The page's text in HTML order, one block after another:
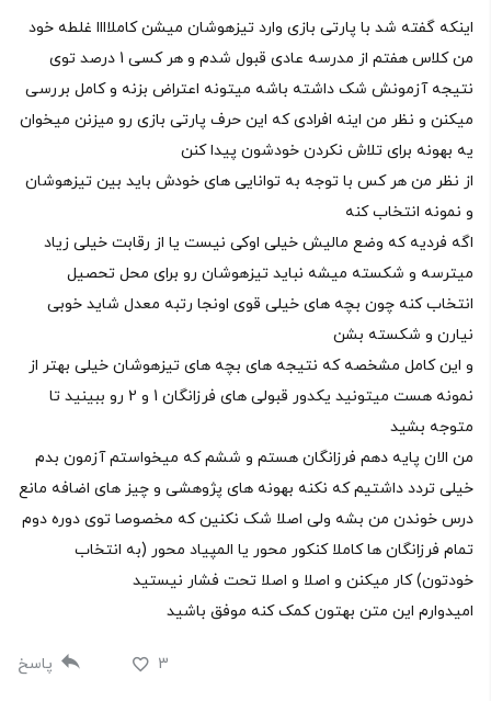
اینکه گفته شد با پارتی بازی وارد تیزهوشان میشن کاملاااا غلطه خود
من کلاس هفتم از مدرسه عادی قبول شدم و هر کسی 1 درصد توی
نتیجه آزمونش شک داشته باشه میتونه اعتراض بزنه و کامل بررسی
میکنن و نظر من اینه افرادی که این حرف پارتی بازی رو میزنن میخوان
یه بهونه برای تلاش نکردن خودشون پیدا کنن
از نظر من هر کس با توجه به توانایی های خودش باید بین تیزهوشان
و نمونه انتخاب کنه
اگه فردیه که وضع مالیش خیلی اوکی نیست یا از رقابت خیلی زیاد
میترسه و شکسته میشه نباید تیزهوشان رو برای محل تحصیل
انتخاب کنه چون بچه های خیلی قوی اونجا رتبه معدل شاید خوبی
نیارن و شکسته بشن
و این کامل مشخصه که نتیجه های بچه های تیزهوشان خیلی بهتر از
نمونه هست میتونید یکدور قبولی های فرزانگان 1 و 2 رو ببینید تا
متوجه بشید
من الان پایه دهم فرزانگان هستم و ششم که میخواستم آزمون بدم
خیلی تردد داشتیم که نکنه بهونه های پژوهشی و چیز های اضافه مانع
درس خوندن من بشه ولی اصلا شک نکنین که مخصوصا توی دوره دوم
تمام فرزانگان ها کاملا کنکور محور یا المپیاد محور (به انتخاب
خودتون) کار میکنن و اصلا و اصلا تحت فشار نیستید
امیدوارم این متن بهتون کمک کنه موفق باشید
3 پاسخ